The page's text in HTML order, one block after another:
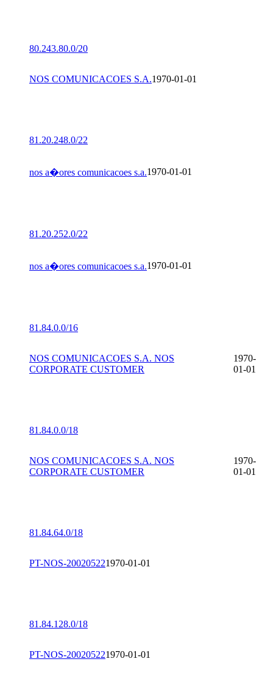
80.243.80.0/20
NOS COMUNICACOES S.A.1970-01-01
81.20.248.0/22
nos a�ores comunicacoes s.a.1970-01-01
81.20.252.0/22
nos a�ores comunicacoes s.a.1970-01-01
81.84.0.0/16
NOS COMUNICACOES S.A. NOS
CORPORATE CUSTOMER
1970-
01-01
81.84.0.0/18
NOS COMUNICACOES S.A. NOS
CORPORATE CUSTOMER
1970-
01-01
81.84.64.0/18
PT-NOS-200205221970-01-01
81.84.128.0/18
PT-NOS-200205221970-01-01